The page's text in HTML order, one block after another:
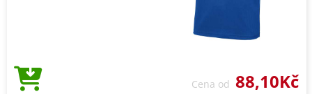
Cena od 88,10Kč